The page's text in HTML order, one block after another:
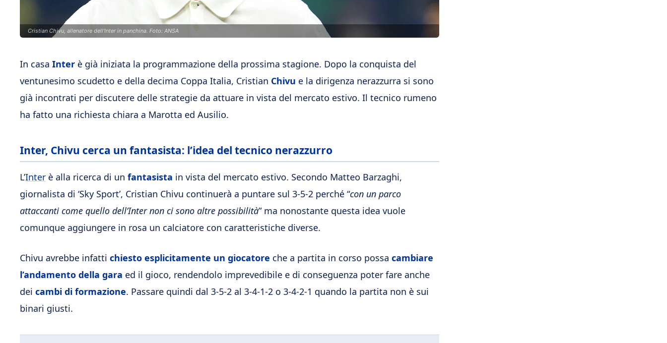
Cristian Chivu, allenatore dell'Inter in panchina. Foto: ANSA
In casa Inter è già iniziata la programmazione della prossima stagione. Dopo la conquista del
ventunesimo scudetto e della decima Coppa Italia, Cristian Chivu e la dirigenza nerazzurra si sono
già incontrati per discutere delle strategie da attuare in vista del mercato estivo. Il tecnico rumeno
ha fatto una richiesta chiara a Marotta ed Ausilio.
Inter, Chivu cerca un fantasista: l’idea del tecnico nerazzurro
L’Inter è alla ricerca di un fantasista in vista del mercato estivo. Secondo Matteo Barzaghi,
giornalista di ‘Sky Sport’, Cristian Chivu continuerà a puntare sul 3-5-2 perché “con un parco
attaccanti come quello dell’Inter non ci sono altre possibilità” ma nonostante questa idea vuole
comunque aggiungere in rosa un calciatore con caratteristiche diverse.
Chivu avrebbe infatti chiesto esplicitamente un giocatore che a partita in corso possa cambiare
l’andamento della gara ed il gioco, rendendolo imprevedibile e di conseguenza poter fare anche
dei cambi di formazione. Passare quindi dal 3-5-2 al 3-4-1-2 o 3-4-2-1 quando la partita non è sui
binari giusti.